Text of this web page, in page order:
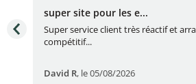
super site pour les e...
Super service client très réactif et
compétitif...
David R, le 05/08/2026